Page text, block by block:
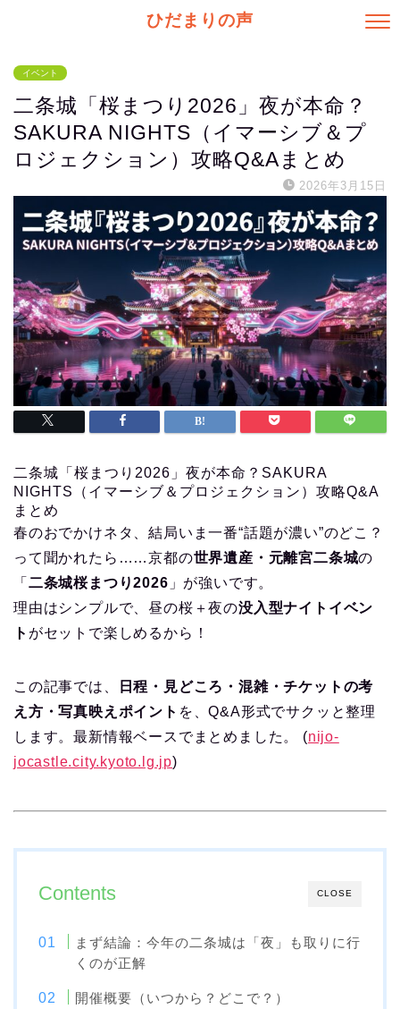
ひだまりの声
イベント
二条城「桜まつり2026」夜が本命？
SAKURA NIGHTS（イマーシブ＆プ
ロジェクション）攻略Q&Aまとめ
2026年3月15日
二条城「桜まつり2026」夜が本命？SAKURA
NIGHTS（イマーシブ＆プロジェクション）攻略Q&A
まとめ
春のおでかけネタ、結局いま一番“話題が濃い”のどこ？
って聞かれたら……京都の世界遺産・元離宮二条城の
「 二条城桜まつり2026 」が強いです。
理由はシンプルで、昼の桜＋夜の没入型ナイトイベン
ト がセットで楽しめるから！
この記事では、
日程・見どころ・混雑・チケットの考
え方・写真映えポイント を、Q&A形式でサクッと整理
します。最新情報ベースでまとめました。 (nijo-
jocastle.city.kyoto.lg.jp)
CLOSE
Contents
まず結論：今年の二条城は「夜」も取りに行
くのが正解
開催概要（いつから？どこで？）